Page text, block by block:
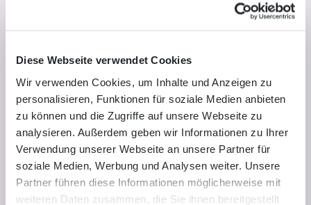
Diese Webseite verwendet Cookies
Wir verwenden Cookies, um Inhalte und Anzeigen zu
personalisieren, Funktionen für soziale Medien anbieten
zu können und die Zugriffe auf unsere Webseite zu
analysieren. Außerdem geben wir Informationen zu Ihrer
Verwendung unserer Webseite an unsere Partner für
soziale Medien, Werbung und Analysen weiter. Unsere
Partner führen diese Informationen möglicherweise mit
weiteren Daten zusammen, die Sie ihnen bereitgestellt
Leads durch den Funnel führen mit strukturierten
Nurturing Flows, Qualifizierungslogik und
vertriebsorientierten Kommunikationsprozessen.